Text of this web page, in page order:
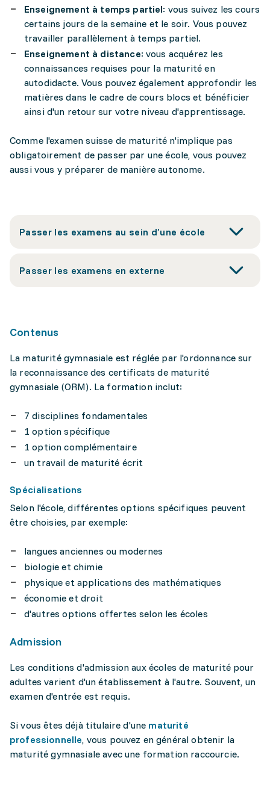
Enseignement à temps partiel: vous suivez les cours
certains jours de la semaine et le soir. Vous pouvez
travailler parallèlement à temps partiel.
Enseignement à distance: vous acquérez les
connaissances requises pour la maturité en
autodidacte. Vous pouvez également approfondir les
matières dans le cadre de cours blocs et bénéficier
ainsi d'un retour sur votre niveau d'apprentissage.
Comme l'examen suisse de maturité n'implique pas
obligatoirement de passer par une école, vous pouvez
aussi vous y préparer de manière autonome.
Passer les examens au sein d’une école
Passer les examens en externe
Contenus
La maturité gymnasiale est réglée par l'ordonnance sur
la reconnaissance des certificats de maturité
gymnasiale (ORM). La formation inclut:
7 disciplines fondamentales
1 option spécifique
1 option complémentaire
un travail de maturité écrit
Spécialisations
Selon l'école, différentes options spécifiques peuvent
être choisies, par exemple:
langues anciennes ou modernes
biologie et chimie
physique et applications des mathématiques
économie et droit
d'autres options offertes selon les écoles
Admission
Les conditions d'admission aux écoles de maturité pour
adultes varient d'un établissement à l'autre. Souvent, un
examen d'entrée est requis.
Si vous êtes déjà titulaire d'une maturité
professionnelle, vous pouvez en général obtenir la
maturité gymnasiale avec une formation raccourcie.